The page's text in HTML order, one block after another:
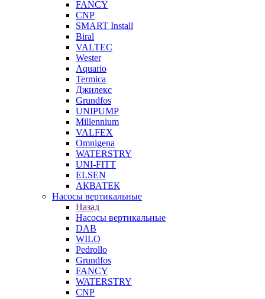
FANCY
CNP
SMART Install
Biral
VALTEC
Wester
Aquario
Termica
Джилекс
Grundfos
UNIPUMP
Millennium
VALFEX
Omnigena
WATERSTRY
UNI-FITT
ELSEN
АКВАТЕК
Насосы вертикальные
Назад
Насосы вертикальные
DAB
WILO
Pedrollo
Grundfos
FANCY
WATERSTRY
CNP